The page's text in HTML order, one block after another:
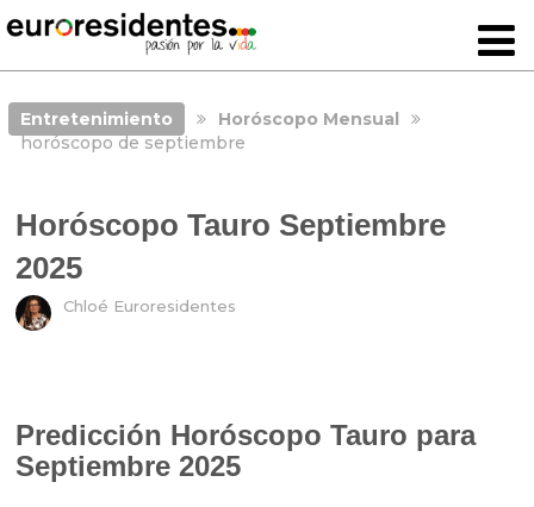
Entretenimiento
Horóscopo Mensual
horóscopo de septiembre
Horóscopo Tauro Septiembre
2025
Chloé Euroresidentes
Predicción Horóscopo Tauro para
Septiembre 2025